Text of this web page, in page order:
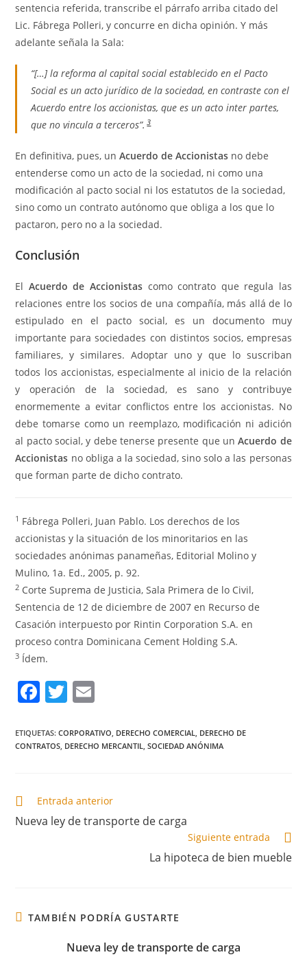
sentencia referida, transcribe el párrafo arriba citado del
Lic. Fábrega Polleri, y concurre en dicha opinión. Y más
adelante señala la Sala:
“[…] la reforma al capital social establecido en el Pacto
Social es un acto jurídico de la sociedad, en contraste con el
Acuerdo entre los accionistas, que es un acto inter partes,
que no vincula a terceros”. 3
En definitiva, pues, unAcuerdo de Accionistas no debe
entenderse como un acto de la sociedad, ni como una
modificación al pacto social ni los estatutos de la sociedad,
sino como un contrato autónomo que obliga a los que lo
pactaron, pero no a la sociedad.
Conclusión
El Acuerdo de Accionistascomo contrato que regula las
relaciones entre los socios de una compañía, más allá de lo
estipulado en el pacto social, es un documento muy
importante para sociedades con distintos socios, empresas
familiares, y similares. Adoptar uno y que lo suscriban
todos los accionistas, especialmente al inicio de la relación
y operación de la sociedad, es sano y contribuye
enormemente a evitar conflictos entre los accionistas. No
debe tomarse como un reemplazo, modificación ni adición
al pacto social, y debe tenerse presente que unAcuerdo de
Accionistas no obliga a la sociedad, sino solo a las personas
que forman parte de dicho contrato.
1 Fábrega Polleri, Juan Pablo. Los derechos de los
accionistas y la situación de los minoritarios en las
sociedades anónimas panameñas, Editorial Molino y
Mulino, 1a. Ed., 2005, p. 92.
2 Corte Suprema de Justicia, Sala Primera de lo Civil,
Sentencia de 12 de diciembre de 2007 en Recurso de
Casación interpuesto por Rintin Corporation S.A. en
proceso contra Dominicana Cement Holding S.A.
3 Ídem.
F
c
e
o
o
T
itt
er
ai
l
ETIQUETAS:CORPORATIVO, DERECHO COMERCIAL, DERECHO DE
CONTRATOS, DERECHO MERCANTIL, SOCIEDAD ANÓNIMA
Entrada anterior
Nueva ley de transporte de carga
Siguiente entrada
La hipoteca de bien mueble
TAMBIÉN PODRÍA GUSTARTE
Nueva ley de transporte de carga